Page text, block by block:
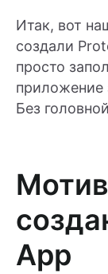
Итак, вот
создали
просто
приложение
Без
App